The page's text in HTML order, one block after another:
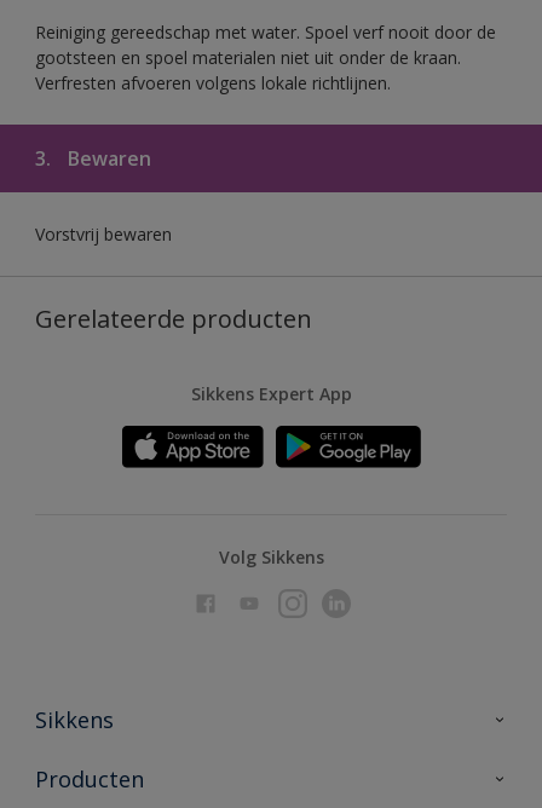
Reiniging gereedschap met water. Spoel verf nooit door de
gootsteen en spoel materialen niet uit onder de kraan.
Verfresten afvoeren volgens lokale richtlijnen.
3. Bewaren
Vorstvrij bewaren
Gerelateerde producten
Sikkens Expert App
Volg Sikkens
Sikkens
Over Sikkens
Producten